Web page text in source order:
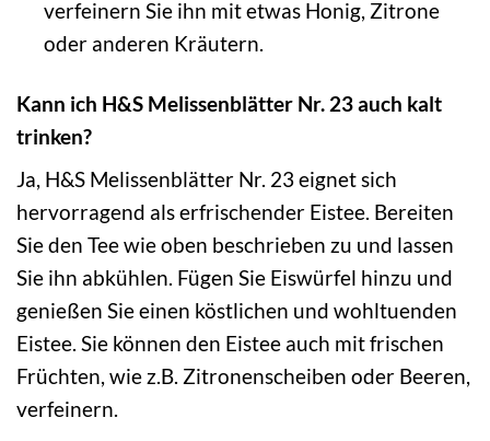
verfeinern Sie ihn mit etwas Honig, Zitrone
oder anderen Kräutern.
Kann ich H&S Melissenblätter Nr. 23 auch kalt
trinken?
Ja, H&S Melissenblätter Nr. 23 eignet sich
hervorragend als erfrischender Eistee. Bereiten
Sie den Tee wie oben beschrieben zu und lassen
Sie ihn abkühlen. Fügen Sie Eiswürfel hinzu und
genießen Sie einen köstlichen und wohltuenden
Eistee. Sie können den Eistee auch mit frischen
Früchten, wie z.B. Zitronenscheiben oder Beeren,
verfeinern.